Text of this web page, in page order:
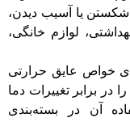
یا آسیب دیدن،
لوازم خانگی،
خواص عایق حرارتی
برابر تغییرات دما
آن در بسته‌بندی